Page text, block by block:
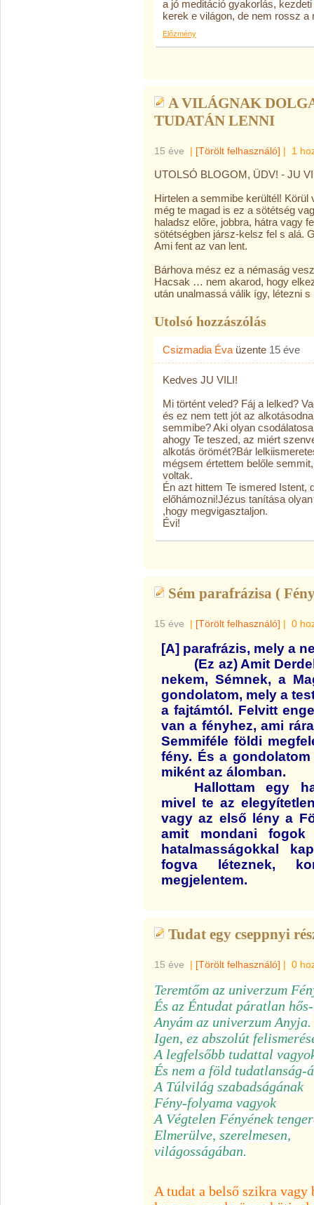
a jó meditáció gyakorlás,
kerek e világon, de nem rossz a
Előzmény
A VILÁGNAK
TUDATÁN LENNI
15 éve | [Törölt felhasználó] | 1
UTOLSÓ BLOGOM, ÜDV! - JU
Hirtelen a semmibe kerültél!
még te magad is ez a sötétség
haladsz előre, jobbra, hátra vagy
sötétségben jársz-kelsz fel s alá.
Ami fent az van lent.
Bárhova mész ez a némaság
Hacsak … nem akarod, hogy
után unalmassá válik így, létezni s
Utolsó hozzászólás
Csizmadia Éva üzente 15 éve
Kedves JU VILI!
Mi történt veled? Fáj a lelked?
és ez nem tett jót az
semmibe? Aki olyan
ahogy Te teszed, az miért
alkotás örömét?Bár
mégsem értettem belőle
voltak.
Én azt hittem Te ismered Istent,
előhámozni!Jézus tanítása
,hogy megvigasztaljon.
Évi!
Sém parafrázisa (
15 éve | [Törölt felhasználó] | 0
[A] parafrázis, mely a
(Ez az) Amit
nekem, Sémnek, a
gondolatom, mely a
a fajtámtól. Felvitt
van a fényhez, ami
Semmiféle földi
fény. És a
miként az álomban.
Hallottam egy
mivel te az
vagy az első lény a
amit mondani
hatalmasságokkal
fogva léteznek,
megjelentem.
Tudat egy cseppnyi
15 éve | [Törölt felhasználó] | 0
Teremtőm az univerzum
És az Éntudat páratlan
Anyám az univerzum Anyja.
Igen, ez abszolút
A legfelsőbb tudattal
És nem a föld tudatlanság-
A Túlvilág szabadságának
Fény-folyama vagyok
A Végtelen Fényének
Elmerülve, szerelmesen,
világosságában.
A tudat a belső szikra vagy